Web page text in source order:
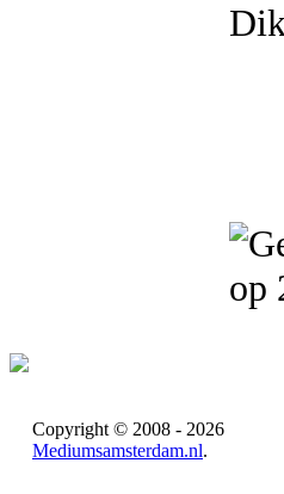
op
Copyright © 2008 - 2026
Mediumsamsterdam.nl.